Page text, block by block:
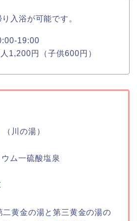
入浴が可能です。
19:00
1,200円（子供600円）
（川の湯）
ム一硫酸塩泉
二黄金の湯と第三黄金の湯の